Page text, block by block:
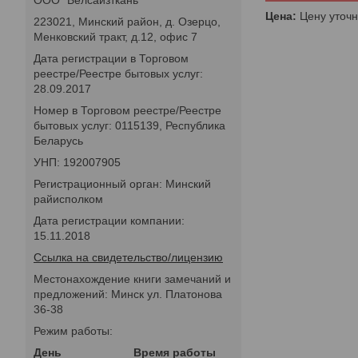
Цена: Цену
223021, Минский район, д. Озерцо,
Менковский тракт, д.12, офис 7
Дата регистрации в Торговом
реестре/Реестре бытовых услуг:
28.09.2017
Номер в Торговом реестре/Реестре
бытовых услуг: 0115139, Республика
Беларусь
УНП: 192007905
Регистрационный орган: Минский
райисполком
Дата регистрации компании:
15.11.2018
Ссылка на свидетельство/лицензию
Местонахождение книги замечаний и
предложений: Минск ул. Платонова
36-38
Режим работы:
День
Время работы